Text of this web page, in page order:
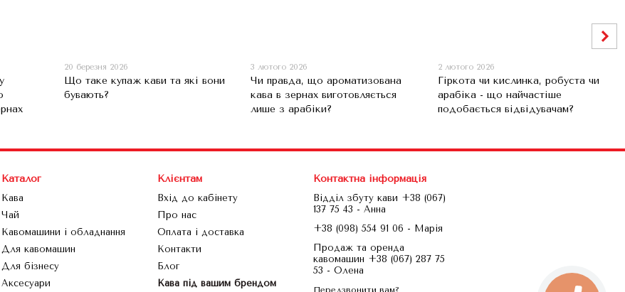
20 березня 2026
Що таке купаж кави та які вони
бувають?
3 лютого 2026
Чи правда, що ароматизована
кава в зернах виготовляється
лише з арабіки?
2 лютого 2026
Гіркота чи кислинка, робуста чи
арабіка - що найчастіше
подобається відвідувачам?
Каталог
Кава
Чай
Кавомашини і обладнання
Для кавомашин
Для бізнесу
Аксесуари
Клієнтам
Вхід до кабінету
Про нас
Оплата і доставка
Контакти
Блог
Кава під вашим брендом
Контактна інформація
Відділ збуту кави +38 (067)
137 75 43 - Анна
+38 (098) 554 91 06 - Марія
Продаж та оренда
кавомашин +38 (067) 287 75
53 - Олена
Передзвонити вам?